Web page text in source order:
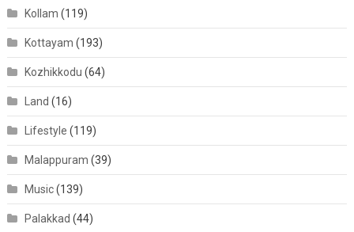
Kollam (119)
Kottayam (193)
Kozhikkodu (64)
Land (16)
Lifestyle (119)
Malappuram (39)
Music(139)
Palakkad (44)